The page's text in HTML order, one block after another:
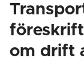
om drift